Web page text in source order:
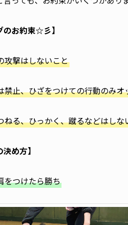
のお約束☆彡】
攻撃はしないこと
禁止、ひざをつけての行動のみオ
ねる、ひっかく、蹴るなどはしな
め方】
をつけたら勝ち